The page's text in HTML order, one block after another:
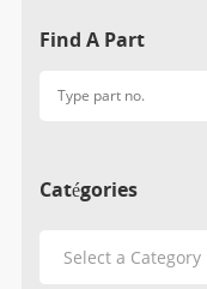
Find A Part
Catégories